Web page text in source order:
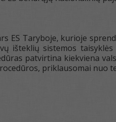
ES Taryboje, kurioje
išteklių sistemos
patvirtina kiekviena
priklausomai nuo